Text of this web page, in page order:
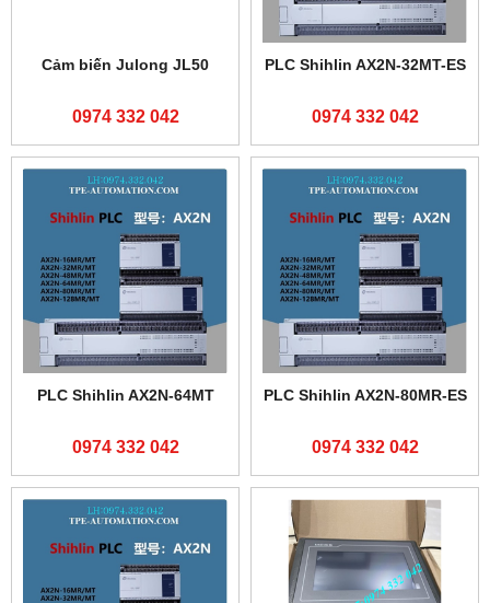
Cảm biến Julong JL50
0974 332 042
PLC Shihlin AX2N-32MT-ES
0974 332 042
PLC Shihlin AX2N-64MT
0974 332 042
PLC Shihlin AX2N-80MR-ES
0974 332 042